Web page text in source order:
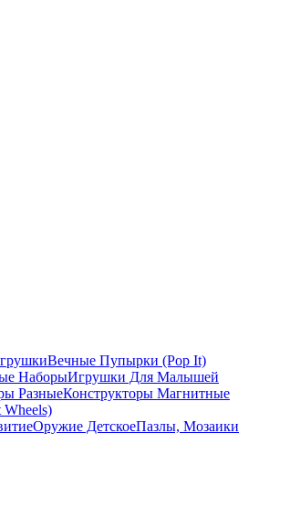
Вечные Пупырки (Pop It)
НаборыИгрушки Для Малышей
РазныеКонструкторы Магнитные
Оружие ДетскоеПазлы, Мозаики